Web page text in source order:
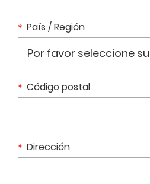
País / Región
Código postal
Dirección